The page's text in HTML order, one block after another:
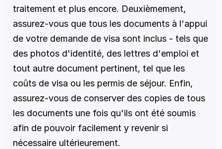
traitement et plus encore. Deuxièmement,
assurez-vous que tous les documents à l'appui
de votre demande de visa sont inclus - tels que
des photos d'identité, des lettres d'emploi et
tout autre document pertinent, tel que les
coûts de visa ou les permis de séjour. Enfin,
assurez-vous de conserver des copies de tous
les documents une fois qu'ils ont été soumis
afin de pouvoir facilement y revenir si
nécessaire ultérieurement.